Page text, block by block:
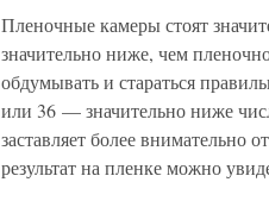
Пленочные камеры стоят
значительно ниже, чем
обдумывать и стараться
или 36 — значительно ниже
заставляет более внимательно
результат на пленке можно